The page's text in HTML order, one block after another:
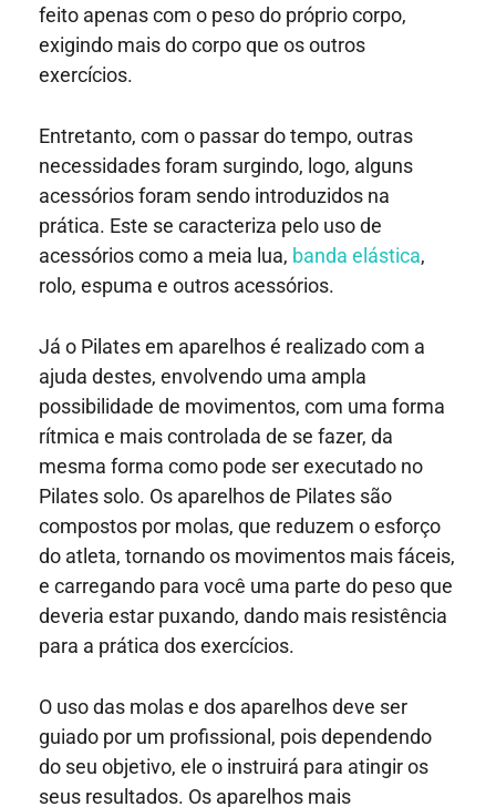
feito apenas com o peso do próprio corpo,
exigindo mais do corpo que os outros
exercícios.
Entretanto, com o passar do tempo, outras
necessidades foram surgindo, logo, alguns
acessórios foram sendo introduzidos na
prática. Este se caracteriza pelo uso de
acessórios como a meia lua, banda elástica,
rolo, espuma e outros acessórios.
Já o Pilates em aparelhos é realizado com a
ajuda destes, envolvendo uma ampla
possibilidade de movimentos, com uma forma
rítmica e mais controlada de se fazer, da
mesma forma como pode ser executado no
Pilates solo. Os aparelhos de Pilates são
compostos por molas, que reduzem o esforço
do atleta, tornando os movimentos mais fáceis,
e carregando para você uma parte do peso que
deveria estar puxando, dando mais resistência
para a prática dos exercícios.
O uso das molas e dos aparelhos deve ser
guiado por um profissional, pois dependendo
do seu objetivo, ele o instruirá para atingir os
seus resultados. Os aparelhos mais